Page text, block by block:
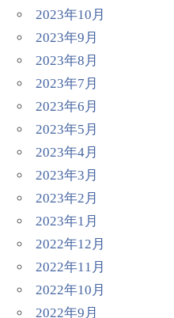
2023年10月
2023年9月
2023年8月
2023年7月
2023年6月
2023年5月
2023年4月
2023年3月
2023年2月
2023年1月
2022年12月
2022年11月
2022年10月
2022年9月